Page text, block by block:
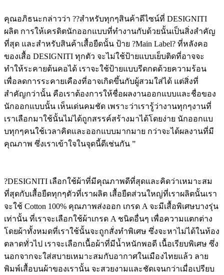
คุณอภิธนะกล่าวว่า ??สำหรับทุกๆสินค้าดีไซน์ที่ DESIGNITI
ผลิต การให้เครดิตนักออกแบบที่ทำงานกับด้วยนั้นเป็นสิ่งสำคัญ
ที่สุด และสำหรับสินค้าเสื้อยืดนั้น ป้าย ?Main Label? ที่หลังคอ
ของเสื้อ DESIGNITI ทุกตัว จะไม่ใช้ป้ายแบบเย็บติดที่อาจจะ
ทำให้ระคายต้นคอได้ เราจะใช้ป้ายแบบรีดกดด้วยความร้อน
เพื่อลดการระคายเคืองที่อาจเกิดขึ้นกับผู้สวมใส่ได้ แต่สิ่งที่
สำคัญกว่านั้น คือเราต้องการให้ชื่อผลงานออกแบบและชื่อของ
นักออกแบบนั้น เห็นเด่นคมชัด เพราะว่าเรารู้ว่างานทุกๆงานที่
เราเลือกมาใช้นั้นไม่ได้ถูกสรรค์สร้างมาได้โดยง่าย นักออกแบ
บทุกๆคนใช้เวลาคิดและออกแบบมากมาย กว่าจะได้ผลงานที่มี
คุณภาพ ซึ่งเราเข้าใจในจุดนี้ดีเช่นกัน ”
?DESIGNITI เลือกใช้ผ้าที่มีคุณภาพดีที่สุดและคิดว่าเหมาะสม
ที่สุดกับเสื้อยืดทุกๆตัวที่เราผลิต เสื้อยืดส่วนใหญ่ที่เราผลิตนั้นเรา
จะใช้ Cotton 100% คุณภาพส่งออก เกรด A จะมีเสื้อพิเศษบางรุ่น
เท่านั้น ที่เราจะเลือกใช้ผ้าเกรด A ชนิดอื่นๆ เพื่อความแตกต่าง
โดยผ้าทั้งหมดที่เราใช้นั้นจะถูกสั่งทำพิเศษ ซึ่งจะหาไม่ได้ในท้อง
ตลาดทั่วไป เราจะเลือกเนื้อผ้าที่มีน้ำหนักพอดี เนื้อเรียบพิเศษ ซึ่ง
นอกจากจะใส่สบายเหมาะสมกับอากาศในเมืองไทยแล้ว ลาย
พิมพ์เสื้อบนผ้าของเรานั้น จะสวยงามและชัดเจนกว่าเมื่อเปรียบ